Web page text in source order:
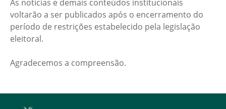
As notícias e demais conteúdos institucionais
voltarão a ser publicados após o encerramento do
período de restrições estabelecido pela legislação
eleitoral.
Agradecemos a compreensão.